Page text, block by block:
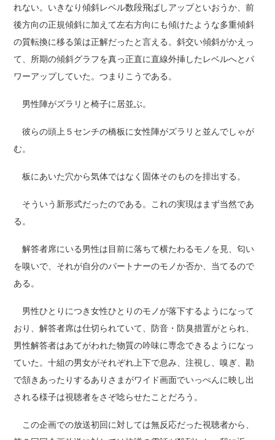
れない。いきなり傾斜レベル数段飛ばしアップといおうか、前
後方向の正規傾斜に加えて左右方向にも傾けたような多重傾斜
の質転換に移る策は正解だったと言える。斜交い傾斜がかえっ
て、所期の傾斜グラフを真っ正直に直線外挿したレベルへとパ
ワーアップしていた。つまりこうである。
男性陣がズラリと椅子に居並ぶ。
彼らの頭上５センチの橋板に女性陣がズラリと並んでしゃが
む。
板にあいた穴から気体ではなく固体そのものを排出する。
そういう新形式だったのである。これの実現はまず当然であ
る。
解答者席にいる男性は目前に落ちて横たわるモノを見、匂い
を嗅いで、それが自分のパートナーのモノか否か、当てるので
ある。
男性ひとりにつき女性ひとりのモノが落下するようになって
おり、解答者席は仕切られていて、防音・防臭措置がとられ、
男性解答者はあてがわれた物質の吟味に専念できるようになっ
ていた。十組の男女がそれぞれ上下で息み、注視し、嗅ぎ、勘
で頷きあったりするありさまがワイド画面でいっぺんに映し出
される様子は視聴者をさぞ唸らせたことだろう。
この企画での放送初回に対しては無反応だった視聴者から、